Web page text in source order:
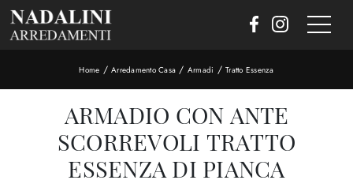
Home /Arredamento Casa / Armadi /Tratto Essenza
ARMADIO CON ANTE
SCORREVOLI TRATTO
ESSENZA DI PIANCA